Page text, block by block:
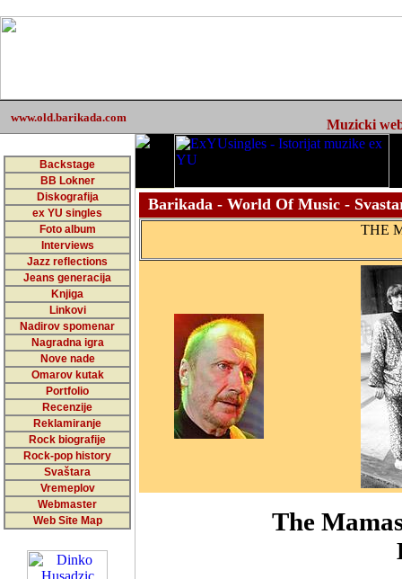
www.old.barikada.com Muzicki
Backstage
BB Lokner
Diskografija
ex YU singles
Foto album
Interviews
Jazz reflections
Jeans generacija
Knjiga
Linkovi
Nadirov spomenar
Nagradna igra
Nove nade
Omarov kutak
Portfolio
Recenzije
Reklamiranje
Rock biografije
Rock-pop history
Svaštara
Vremeplov
Webmaster
Web Site Map
Barikada - World Of Music -
THE
The